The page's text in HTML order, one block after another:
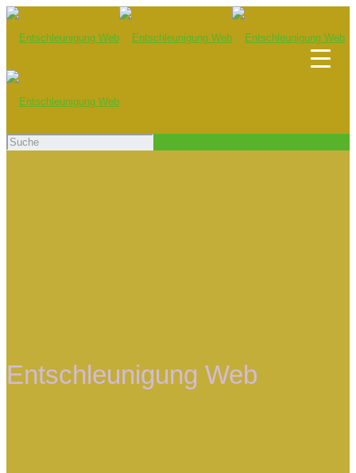
Entschleunigung Web